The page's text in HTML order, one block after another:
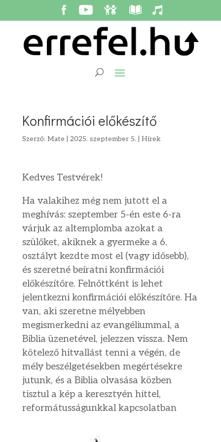
Konfirmációi előkészítő
Szerző: Mate 2025. szeptember 5. Hírek
Kedves Testvérek!
Ha valakihez még nem jutott el a
meghívás: szeptember 5-én este 6-ra
várjuk az altemplomba azokat a
szülőket, akiknek a gyermeke a 6.
osztályt kezdte most el (vagy idősebb),
és szeretné beíratni konfirmációi
előkészítőre. Felnőttként is lehet
jelentkezni konfirmációi előkészítőre. Ha
van, aki szeretne mélyebben
megismerkedni az evangéliummal, a
Biblia üzenetével, jelezzen vissza. Nem
kötelező hitvallást tenni a végén, de
mély beszélgetésekben megértésekre
jutunk, és a Biblia olvasása közben
tisztul a kép a keresztyén hittel,
reformátusságunkkal kapcsolatban